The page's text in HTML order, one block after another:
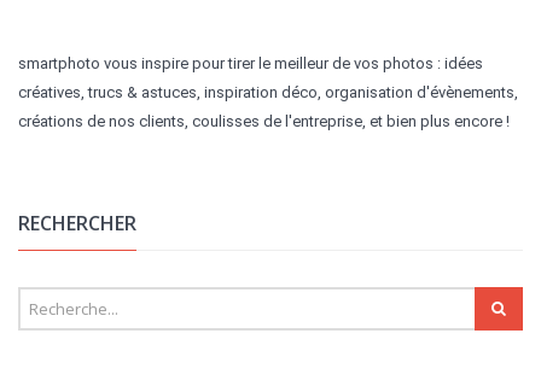
smartphoto vous inspire pour tirer le meilleur de vos photos : idées
créatives, trucs & astuces, inspiration déco, organisation d'évènements,
créations de nos clients, coulisses de l'entreprise, et bien plus encore !
RECHERCHER